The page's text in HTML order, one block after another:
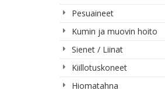
Pesuaineet
Kumin ja muovin hoito
Sienet / Liinat
Kiillotuskoneet
Hiomatahna